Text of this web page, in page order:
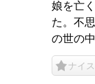
娘を亡
た。不
の世の
ナイス